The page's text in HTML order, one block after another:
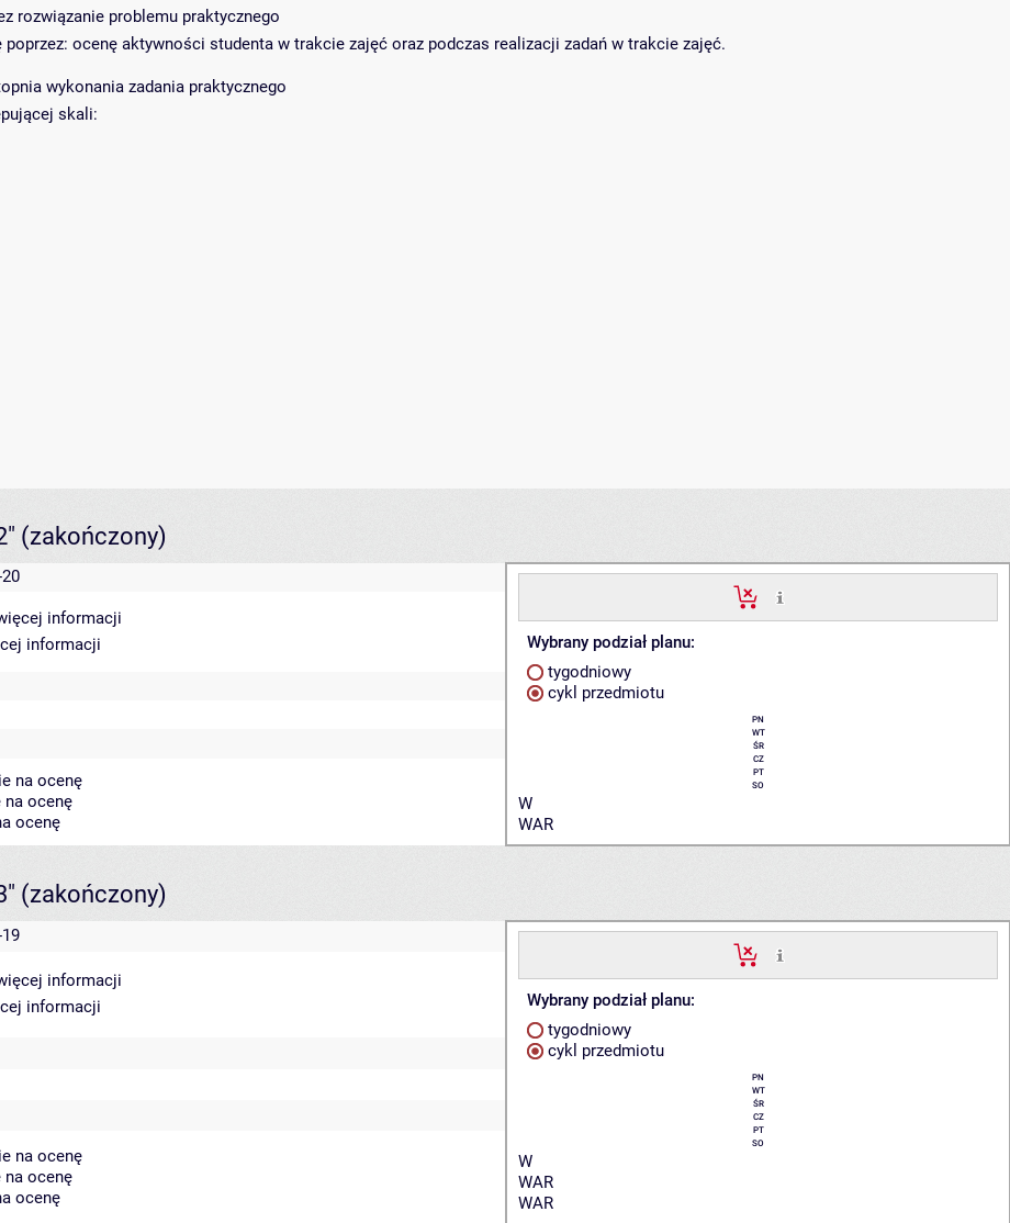
rozwiązanie problemu praktycznego
poprzez: ocenę aktywności studenta w trakcie zajęć oraz podczas realizacji zadań w trakcie zajęć.
wykonania zadania praktycznego
skali:
(zakończony)
Wybrany podział planu:
tygodniowy
cykl przedmiotu
PN
WT
ŚR
CZ
PT
SO
W
WAR
informacji
informacji
na ocenę
na ocenę
ocenę
(zakończony)
Wybrany podział planu:
tygodniowy
cykl przedmiotu
PN
WT
ŚR
CZ
PT
SO
W
WAR
WAR
informacji
informacji
na ocenę
na ocenę
ocenę